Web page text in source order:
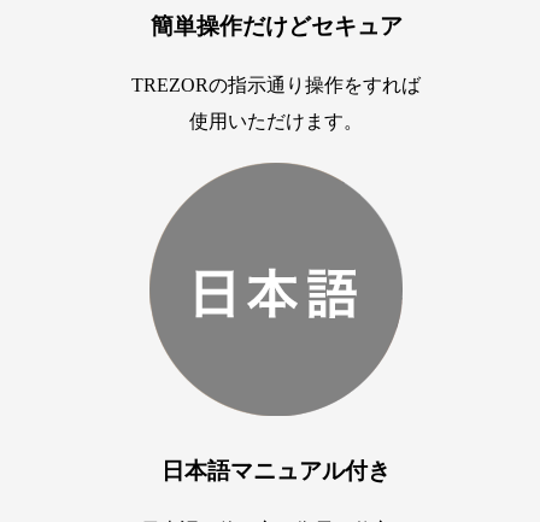
簡単操作だけどセキュア
TREZORの指示通り操作をすれば
使用いただけます。
日本語マニュアル付き